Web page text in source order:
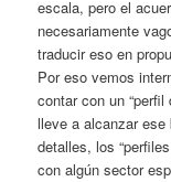
escala, pero el
necesariamente
traducir eso en
Por eso vemos
contar con un “perfil
lleve a alcanzar
detalles, los
con algún sector